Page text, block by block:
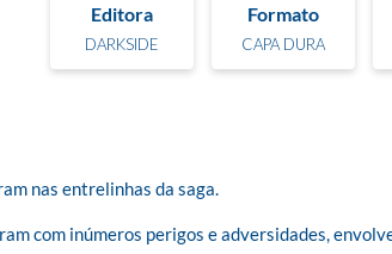
Editora
DARKSIDE
Formato
CAPA DURA
nas entrelinhas da saga.
com inúmeros perigos e adversidades,